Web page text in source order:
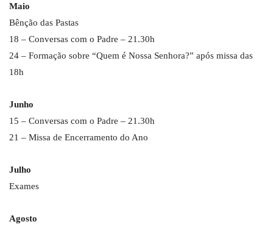
Maio
Bênção das Pastas
18 – Conversas com o Padre – 21.30h
24 – Formação sobre “Quem é Nossa Senhora?” após missa das
18h
Junho
15 – Conversas com o Padre – 21.30h
21 – Missa de Encerramento do Ano
Julho
Exames
Agosto